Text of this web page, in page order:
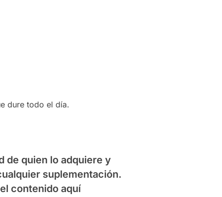
dure todo el día.
de quien lo adquiere y
suplementación.
contenido aquí